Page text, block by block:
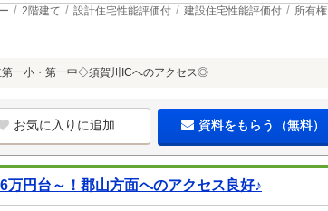
2階建て 設計住宅性能評価付 建設住宅性能評価付
所有権
第一小・第一中◇須賀川ICへのアクセス◎
お気に入りに追加 資料をもらう（無料）
円台～！郡山方面へのアクセス良好♪